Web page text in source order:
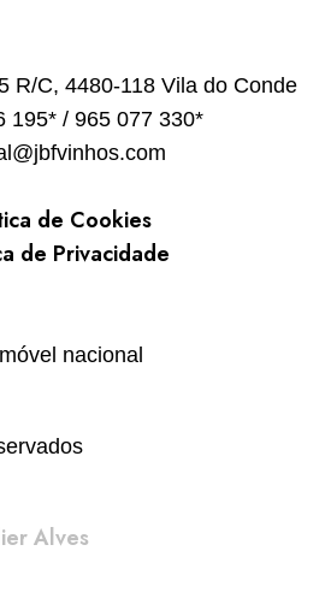
R/C, 4480-118 Vila do Conde
195* / 965 077 330*
de Cookies
de Privacidade
nacional
Alves